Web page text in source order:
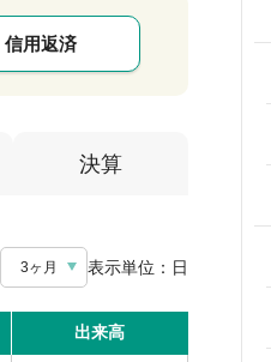
信用返済
決算
3ヶ月 表示単位： 日
出来高